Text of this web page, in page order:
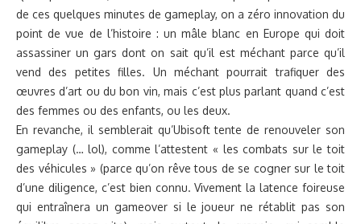
de ces quelques minutes de gameplay, on a zéro innovation du
point de vue de l’histoire : un mâle blanc en Europe qui doit
assassiner un gars dont on sait qu’il est méchant parce qu’il
vend des petites filles. Un méchant pourrait trafiquer des
œuvres d’art ou du bon vin, mais c’est plus parlant quand c’est
des femmes ou des enfants, ou les deux.
En revanche, il semblerait qu’Ubisoft tente de renouveler son
gameplay (… lol), comme l’attestent « les combats sur le toit
des véhicules » (parce qu’on rêve tous de se cogner sur le toit
d’une diligence, c’est bien connu. Vivement la latence foireuse
qui entraînera un gameover si le joueur ne rétablit pas son